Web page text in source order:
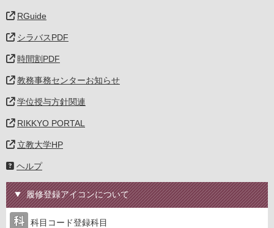
RGuide
シラバスPDF
時間割PDF
教務事務センターお知らせ
学位授与方針関連
RIKKYO PORTAL
立教大学HP
ヘルプ
履修登録アイコンについて
科目コード登録科目